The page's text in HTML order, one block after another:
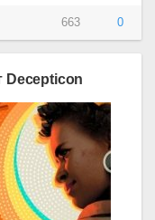
663 0
Decepticon